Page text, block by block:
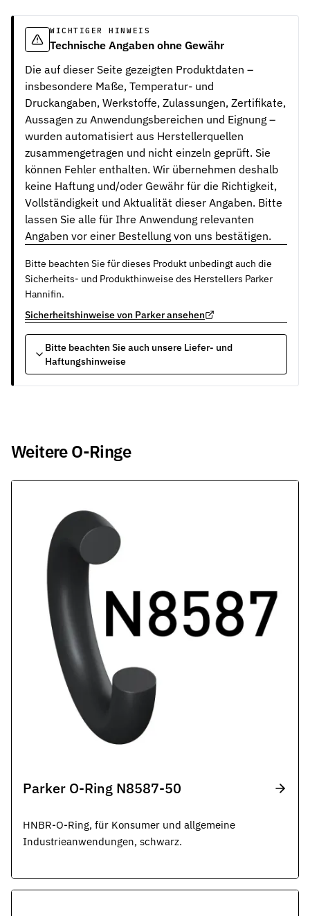
WICHTIGER HINWEIS
Technische Angaben ohne Gewähr
Die auf dieser Seite gezeigten Produktdaten –
insbesondere Maße, Temperatur- und
Druckangaben, Werkstoffe, Zulassungen, Zertifikate,
Aussagen zu Anwendungsbereichen und Eignung –
wurden automatisiert aus Herstellerquellen
zusammengetragen und nicht einzeln geprüft. Sie
können Fehler enthalten. Wir übernehmen deshalb
keine Haftung und/oder Gewähr für die Richtigkeit,
Vollständigkeit und Aktualität dieser Angaben. Bitte
lassen Sie alle für Ihre Anwendung relevanten
Angaben vor einer Bestellung von uns bestätigen.
Bitte beachten Sie für dieses Produkt unbedingt auch die
Sicherheits- und Produkthinweise des Herstellers Parker
Hannifin.
Sicherheitshinweise von Parker ansehen
Bitte beachten Sie auch unsere Liefer- und
Haftungshinweise
Weitere O-Ringe
Parker O-Ring N8587-50
HNBR-O-Ring, für Konsumer und allgemeine
Industrieanwendungen, schwarz.